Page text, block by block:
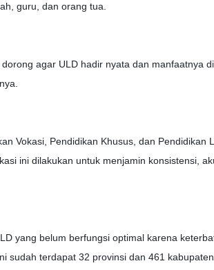
guru, dan orang tua.
agar ULD hadir nyata dan manfaatnya
Vokasi, Pendidikan Khusus, dan Pendidikan
ini dilakukan untuk menjamin konsistensi,
yang belum berfungsi optimal karena
sudah terdapat 32 provinsi dan 461